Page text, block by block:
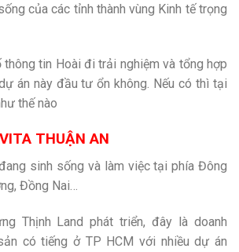
của các tỉnh thành vùng Kinh tế trọng
tin Hoài đi trải nghiệm và tổng hợp
án này đầu tư ổn không. Nếu có thì tại
thế nào
THUẬN AN
sinh sống và làm việc tại phía Đông
Đồng Nai…
Thịnh Land phát triển, đây là doanh
có tiếng ở TP HCM với nhiều dự án